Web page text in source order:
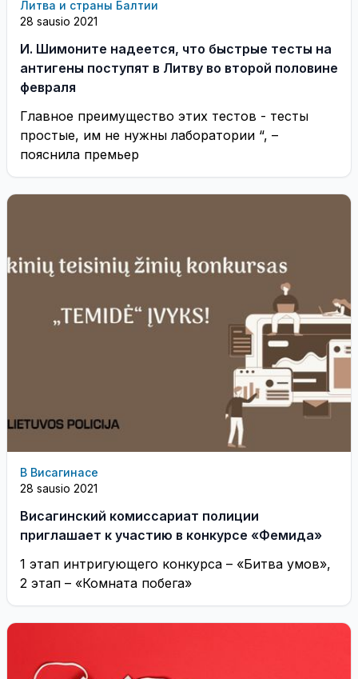
Литва и страны Балтии
28 sausio 2021
И. Шимоните надеется, что быстрые тесты на
антигены поступят в Литву во второй половине
февраля
Главное преимущество этих тестов - тесты
простые, им не нужны лаборатории “, –
пояснила премьер
В Висагинасе
28 sausio 2021
Висагинский комиссариат полиции
приглашает к участию в конкурсе «Фемида»
1 этап интригующего конкурса – «Битва умов»,
2 этап – «Комната побега»